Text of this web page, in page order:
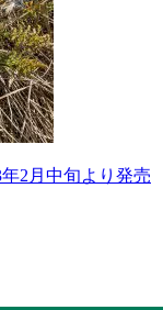
2月中旬より発売